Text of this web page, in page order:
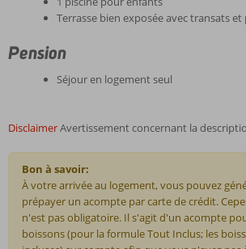
Terrasse bien exposée avec transats
Pension
Séjour en logement seul
DisclaimerAvertissement concernant la
Bon à savoir:
À votre arrivée au logement, vous pouvez
prépayer un acompte par carte de crédit.
n'est pas obligatoire. Il s'agit d'un acompte
boissons (pour la formule Tout Inclus; les